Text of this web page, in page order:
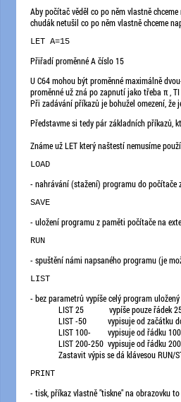
Aby počítač věděl co po něm vlastně
chudák netušil co po něm vlastně chceme
LET A=15
Přiřadí proměnné A číslo 15
U C64 mohou být proměnné maximálně
proměnné už zná po zapnutí jako třeba π , TI
Při zadávání příkazů je bohužel omezení, že
Představme si tedy pár základních příkazů,
Známe už LET který naštestí nemusíme
LOAD
- nahrávání (stažení) programu do počítače
SAVE
- uložení programu z paměti počítače na
RUN
- spuštění námi napsaného programu (je
LIST
- bez parametrů vypíše celý program
LIST 25 vypíše pouze řádek
LIST -50 vypisuje od začátku
LIST 100- vypisuje od řádku 100
LIST 200-250 vypisuje od řádku
Zastavit výpis se dá klávesou RUN/
PRINT
- tisk, příkaz vlastně "tiskne" na obrazovku